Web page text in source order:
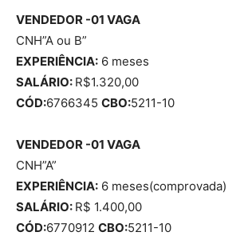
VENDEDOR -01 VAGA
CNH”A ou B”
EXPERIÊNCIA: 6 meses
SALÁRIO: R$1.320,00
CÓD:6766345 CBO:5211-10
VENDEDOR -01 VAGA
CNH”A”
EXPERIÊNCIA: 6 meses(comprovada)
SALÁRIO: R$ 1.400,00
CÓD:6770912 CBO:5211-10